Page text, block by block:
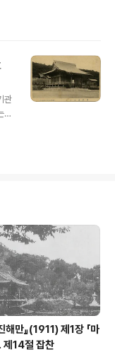
관
해만』(1911) 제1장 「마
33. 제14절 잡찬